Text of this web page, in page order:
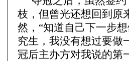
枝，但曾光还想回到原
然，“知道自己下一步
究生，我没有想过要做
冠后主办方对我说的第